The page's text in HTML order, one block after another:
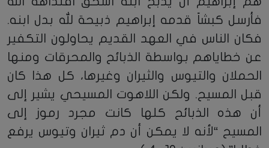
فأرسل كبشاً قدمه إبراهيم ذبيحة لله بدل ابنه.
فكان الناس في العهد القديم يحاولون التكفير
عن خطاياهم بواسطة الذبائح والمحرقات ومنها
الحملان والتيوس والثيران وغيرها، كل هذا كان
قبل المسيح. ولكن اللاهوت المسيحي يشير إلى
أن هذه الذبائح كلها كانت مجرد رموز إلى
المسيح “لأنه لا يمكن أن دم ثيران وتيوس يرفع